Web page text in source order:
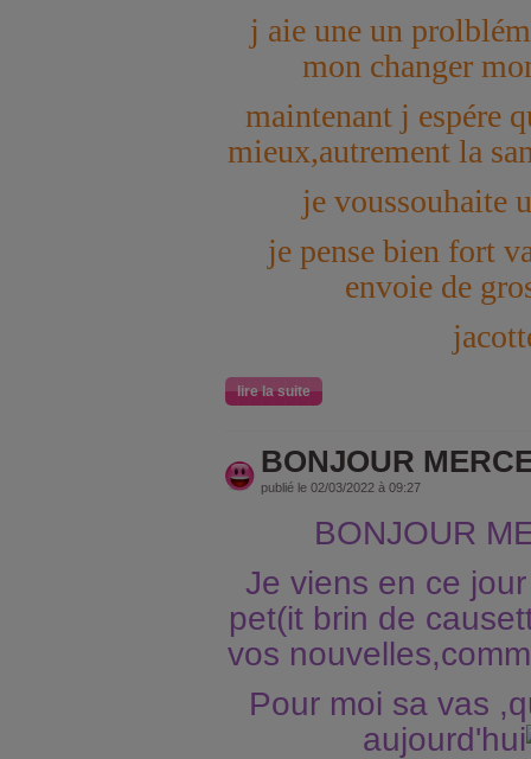
j aie une un
mon changer
maintenant j espére
mieux,autrement la
je voussouhaite
je pense bien fort
envoie de
lire la suite
BONJOUR
publié le 02/03/2022 à 09:27
BONJOUR
Je viens en ce
pet(it brin de
vos
Pour moi sa vas
aujourd'hui